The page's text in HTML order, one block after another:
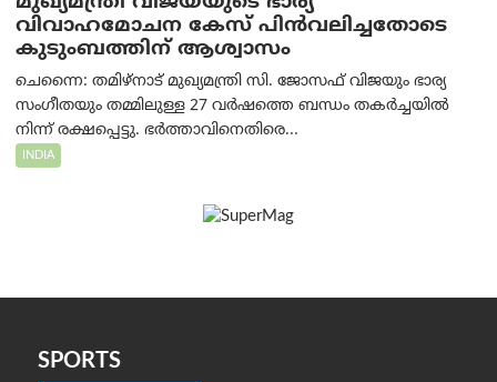
വിവാഹമോചന കേസ് പിൻവലിച്ചതോടെ
കുടുംബത്തിന് ആശ്വാസം
ചെന്നൈ: തമിഴ്‌നാട് മുഖ്യമന്ത്രി സി. ജോസഫ് വിജയും ഭാര്യ
സംഗീതയും തമ്മിലുള്ള 27 വർഷത്തെ ബന്ധം തകർച്ചയിൽ
നിന്ന് രക്ഷപ്പെട്ടു. ഭർത്താവിനെതിരെ...
INDIA
SPORTS